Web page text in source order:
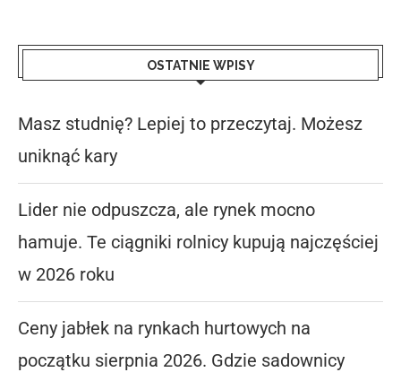
OSTATNIE WPISY
Masz studnię? Lepiej to przeczytaj. Możesz
uniknąć kary
Lider nie odpuszcza, ale rynek mocno
hamuje. Te ciągniki rolnicy kupują najczęściej
w 2026 roku
Ceny jabłek na rynkach hurtowych na
początku sierpnia 2026. Gdzie sadownicy